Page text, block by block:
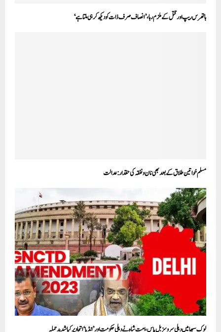
ہاتھرس ریپ اور قتل کے ملزم رہا، ’انصاف صرف ذات کو دیکھ کر ہی ملتا ہے‘
مسلم خواتین طلاق کے بعد بھی نان ونفقہ کی حقدار:عدالت
لوک سبھا میں دہلی سروسز بل پاس، امت شاہ نے دہلی حکومت اور ’انڈیا‘ اتحاد پر کیا شدید حملہ